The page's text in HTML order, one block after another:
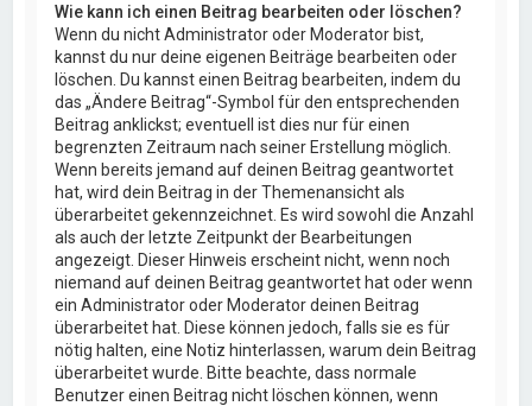
Wie kann ich einen Beitrag bearbeiten oder löschen?
Wenn du nicht Administrator oder Moderator bist,
kannst du nur deine eigenen Beiträge bearbeiten oder
löschen. Du kannst einen Beitrag bearbeiten, indem du
das „Ändere Beitrag“-Symbol für den entsprechenden
Beitrag anklickst; eventuell ist dies nur für einen
begrenzten Zeitraum nach seiner Erstellung möglich.
Wenn bereits jemand auf deinen Beitrag geantwortet
hat, wird dein Beitrag in der Themenansicht als
überarbeitet gekennzeichnet. Es wird sowohl die Anzahl
als auch der letzte Zeitpunkt der Bearbeitungen
angezeigt. Dieser Hinweis erscheint nicht, wenn noch
niemand auf deinen Beitrag geantwortet hat oder wenn
ein Administrator oder Moderator deinen Beitrag
überarbeitet hat. Diese können jedoch, falls sie es für
nötig halten, eine Notiz hinterlassen, warum dein Beitrag
überarbeitet wurde. Bitte beachte, dass normale
Benutzer einen Beitrag nicht löschen können, wenn